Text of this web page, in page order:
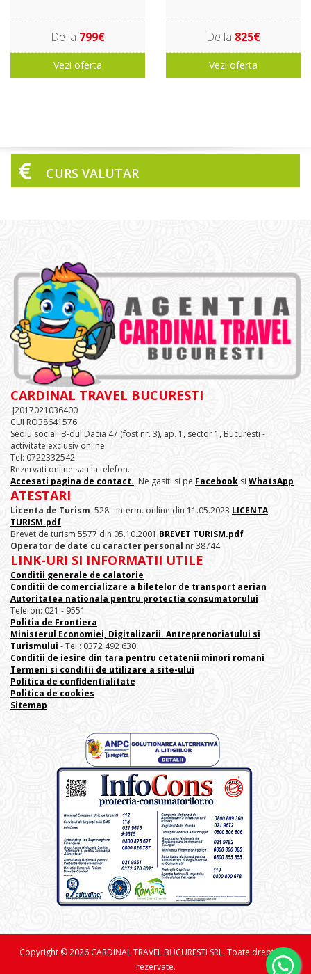
De la 799€
Vezi oferta
De la 825€
Vezi oferta
CURS VALUTAR
CARDINAL TRAVEL BUCURESTI
J2017021036400
CUI RO38641576
Sediu social: B-dul Dacia 47 (fost nr. 3), ap. 1, sector 1, Bucuresti -
activitate exclusiv online
Tel: 0722332542
Rezervati online sau la telefon.
Accesati pagina de contact.. Ne gasiti si pe Facebook si WhatsApp
ATESTARI
Licenta de Turism 528 - interm. online din 11.05.2023 LICENTA
TURISM.pdf
Brevet de turism 5577 din 05.10.2001 BREVET TURISM.pdf
Operator de date cu caracter personal nr 38744
LINK-URI SI INFORMATII UTILE
Conditii generale de calatorie
Conditii de comercializare a biletelor de transport aerian
Autoritatea nationala pentru protectia consumatorului
Telefon: 021 - 9551
Politia de Frontiera
Ministerul Economiei, Digitalizarii. Antreprenoriatului si
Turismului - Tel.: 0372 492 630
Conditii de iesire din tara pentru cetatenii minori romani
Termeni si conditii de utilizare a site-ului
Politica de confidentialitate
Politica de cookies
Sitemap
Copyright © 2026 CARDINAL TRAVEL BUCURESTI SRL. Toate drepturile
rezervate.